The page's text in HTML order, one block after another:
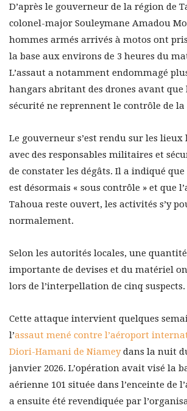
D’après le gouverneur de la région de
colonel-major Souleymane Amadou
hommes armés arrivés à motos ont
la base aux environs de 3 heures du
L’assaut a notamment endommagé
hangars abritant des drones avant que
sécurité ne reprennent le contrôle de
Le gouverneur s’est rendu sur les
avec des responsables militaires et
de constater les dégâts. Il a indiqué
est désormais « sous contrôle » et que
Tahoua reste ouvert, les activités s’y
normalement.
Selon les autorités locales, une quantité
importante de devises et du matériel
lors de l’interpellation de cinq suspects.
Cette attaque intervient quelques
l’assaut mené contre l’aéroport
Diori-Hamani de Niameydans la nuit
janvier 2026. L’opération avait visé la
aérienne 101 située dans l’enceinte de
a ensuite été revendiquée par